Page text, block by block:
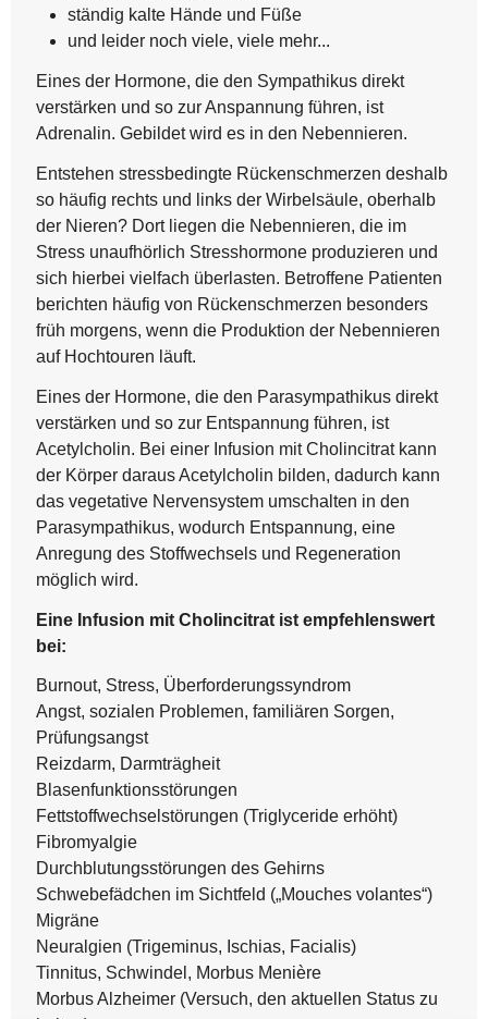
ständig kalte Hände und Füße
und leider noch viele, viele mehr...
Eines der Hormone, die den Sympathikus direkt
verstärken und so zur Anspannung führen, ist
Adrenalin. Gebildet wird es in den Nebennieren.
Entstehen stressbedingte Rückenschmerzen deshalb
so häufig rechts und links der Wirbelsäule, oberhalb
der Nieren? Dort liegen die Nebennieren, die im
Stress unaufhörlich Stresshormone produzieren und
sich hierbei vielfach überlasten. Betroffene Patienten
berichten häufig von Rückenschmerzen besonders
früh morgens, wenn die Produktion der Nebennieren
auf Hochtouren läuft.
Eines der Hormone, die den Parasympathikus direkt
verstärken und so zur Entspannung führen, ist
Acetylcholin. Bei einer Infusion mit Cholincitrat kann
der Körper daraus Acetylcholin bilden, dadurch kann
das vegetative Nervensystem umschalten in den
Parasympathikus, wodurch Entspannung, eine
Anregung des Stoffwechsels und Regeneration
möglich wird.
Eine Infusion mit Cholincitrat ist empfehlenswert
bei:
Burnout, Stress, Überforderungssyndrom
Angst, sozialen Problemen, familiären Sorgen,
Prüfungsangst
Reizdarm, Darmträgheit
Blasenfunktionsstörungen
Fettstoffwechselstörungen (Triglyceride erhöht)
Fibromyalgie
Durchblutungsstörungen des Gehirns
Schwebefädchen im Sichtfeld („Mouches volantes“)
Migräne
Neuralgien (Trigeminus, Ischias, Facialis)
Tinnitus, Schwindel, Morbus Menière
Morbus Alzheimer (Versuch, den aktuellen Status zu